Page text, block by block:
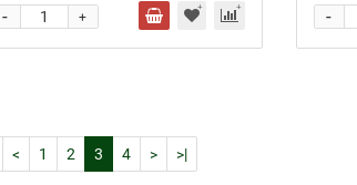
+
- -
< 1 2 3 4 > >|